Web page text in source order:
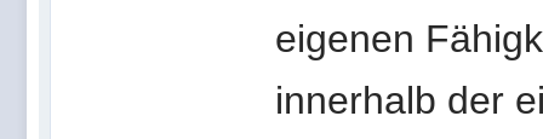
eigenen
innerhalb der